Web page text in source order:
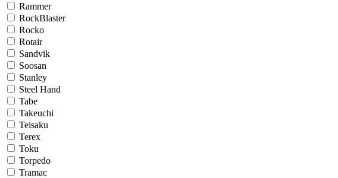
Rammer
RockBlaster
Rocko
Rotair
Sandvik
Soosan
Stanley
Steel Hand
Tabe
Takeuchi
Teisaku
Terex
Toku
Torpedo
Tramac